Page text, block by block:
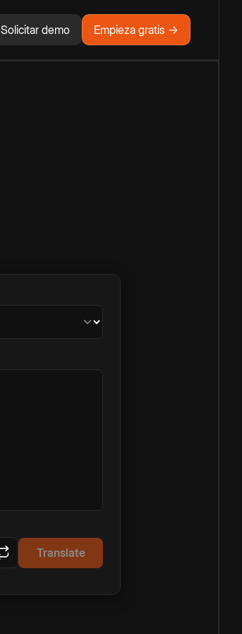
Solicitar demo Empieza gratis →
Translate